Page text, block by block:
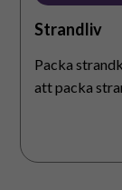
Strandliv
Packa
att packa